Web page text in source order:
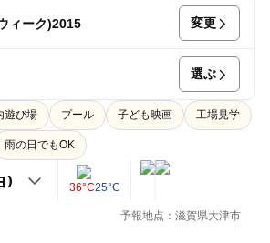
ィーク)2015 変更
選ぶ
遊び場 プール 子ども映画 工場見学
雨の日でもOK
36°C25°C
予報地点：滋賀県大津市